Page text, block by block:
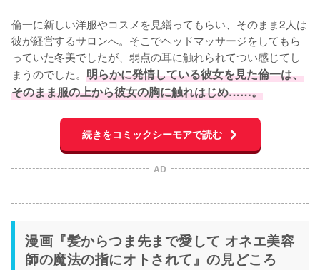
倫一に新しい洋服やコスメを見繕ってもらい、そのまま2人は
彼が経営するサロンへ。そこでヘッドマッサージをしてもら
っていた冬美でしたが、弱点の耳に触れられてつい感じてし
まうのでした。 明らかに発情している彼女を見た倫一は、
そのまま服の上から彼女の胸に触れはじめ……。
続きをコミックシーモアで読む
AD
漫画『髪からつま先まで愛して オネエ美容
師の魔法の指にオトされて』の見どころ